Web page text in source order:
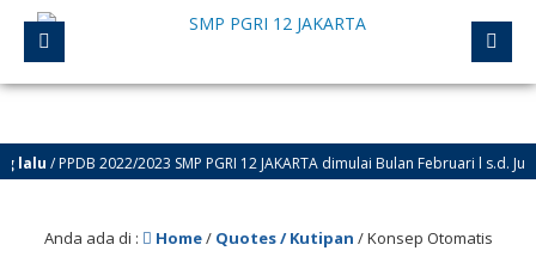
lalu/ PPDB 2022/2023 SMP PGRI 12 JAKARTA dimulai Bulan Februari l s.d. Juli
Anda ada di : Home/ Quotes / Kutipan /Konsep Otomatis